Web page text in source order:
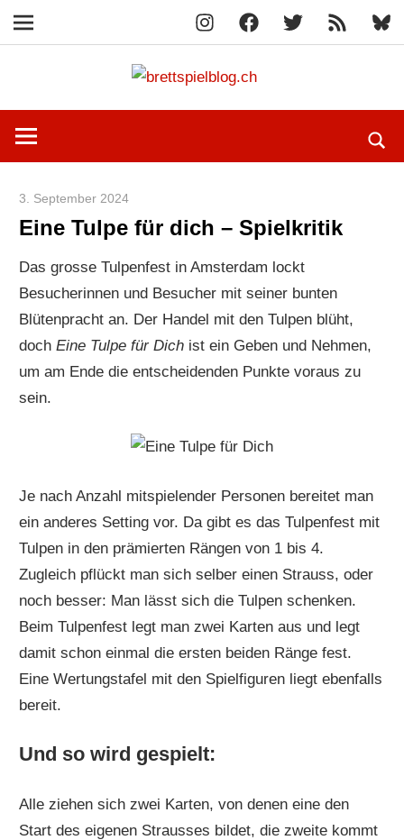
InstagramFacebook
X
RSS-
Feed
Navigation
springen
erfährst
mehr!
3. September 2024
Eine Tulpe für dich – Spielkritik
Das grosse Tulpenfest in Amsterdam lockt
Besucherinnen und Besucher mit seiner bunten
Blütenpracht an. Der Handel mit den Tulpen blüht,
dochEine Tulpe für Dich ist ein Geben und Nehmen,
um am Ende die entscheidenden Punkte voraus zu
sein.
Je nach Anzahl mitspielender Personen bereitet man
ein anderes Setting vor. Da gibt es das Tulpenfest mit
Tulpen in den prämierten Rängen von 1 bis 4.
Zugleich pflückt man sich selber einen Strauss, oder
noch besser: Man lässt sich die Tulpen schenken.
Beim Tulpenfest legt man zwei Karten aus und legt
damit schon einmal die ersten beiden Ränge fest.
Eine Wertungstafel mit den Spielfiguren liegt ebenfalls
bereit.
Und so wird gespielt:
Alle ziehen sich zwei Karten, von denen eine den
Start des eigenen Strausses bildet, die zweite kommt